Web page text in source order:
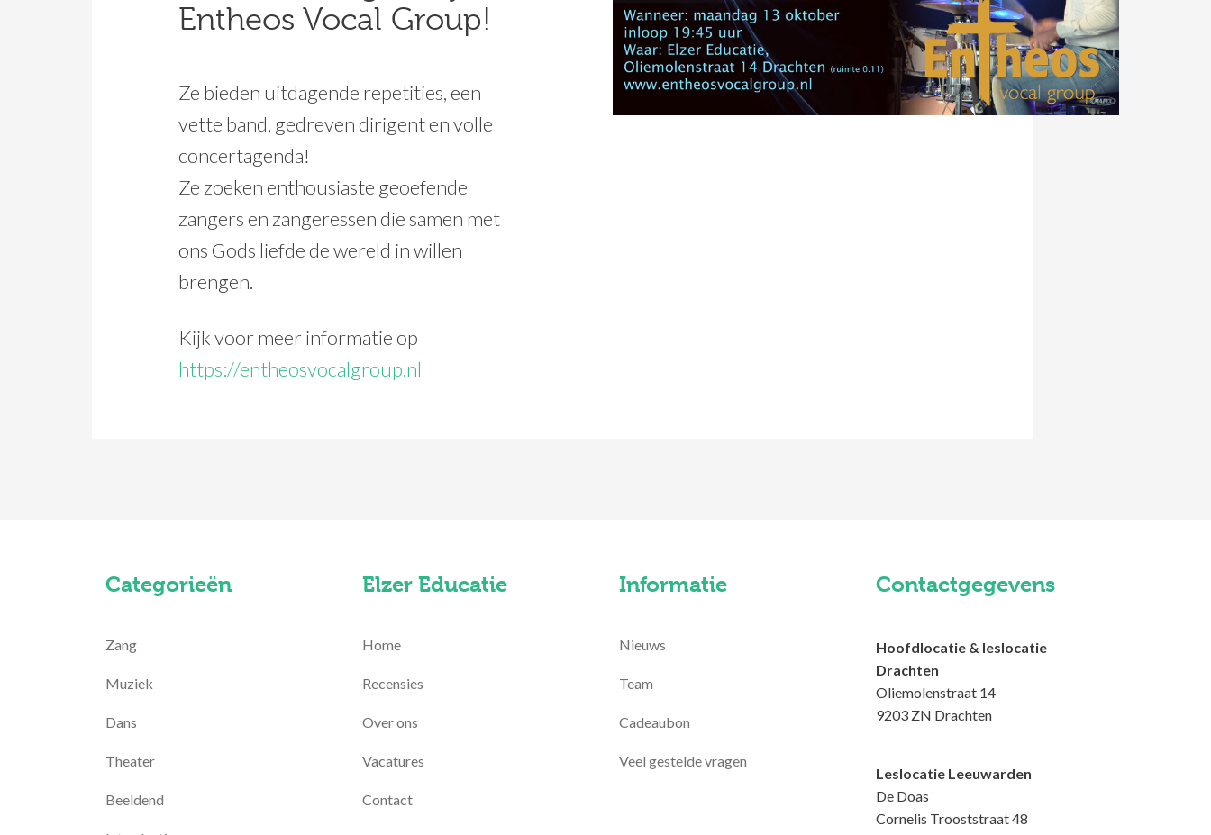
Entheos Vocal Group!
Ze bieden uitdagende repetities, een
vette band, gedreven dirigent en volle
concertagenda!
Ze zoeken enthousiaste geoefende
zangers en zangeressen die samen met
ons Gods liefde de wereld in willen
brengen.
Kijk voor meer informatie op
https://entheosvocalgroup.nl
Categorieën
Zang
Muziek
Dans
Theater
Beeldend
Elzer Educatie
Home
Recensies
Over ons
Vacatures
Contact
Informatie
Nieuws
Team
Cadeaubon
Veel gestelde vragen
Contactgegevens
Hoofdlocatie & leslocatie
Drachten
Oliemolenstraat 14
9203 ZN Drachten
Leslocatie Leeuwarden
De Doas
Cornelis Trooststraat 48